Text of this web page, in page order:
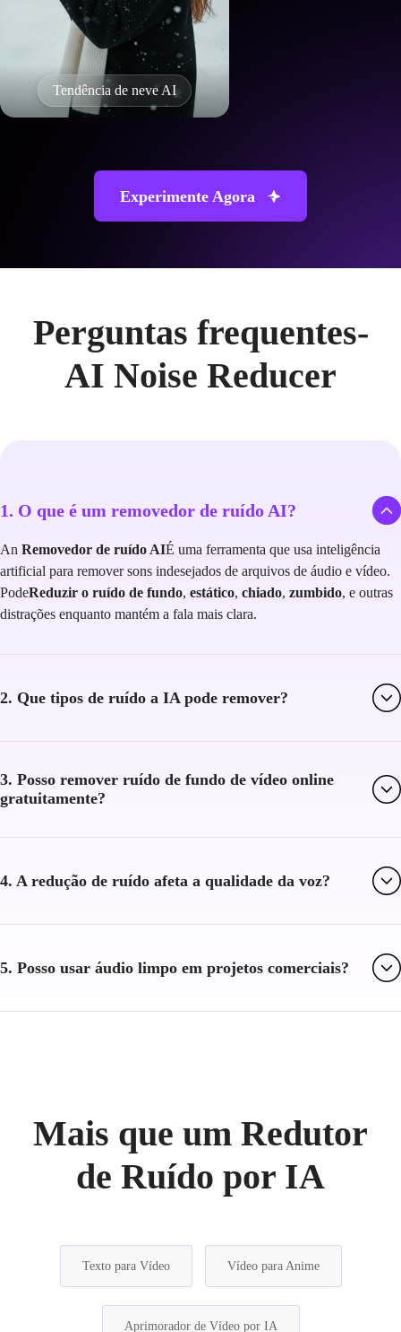
Tendência de neve AI
Experimente Agora
Perguntas frequentes-
AI Noise Reducer
1. O que é um removedor de ruído AI?
An Removedor de ruído AIÉ uma ferramenta que usa inteligência
artificial para remover sons indesejados de arquivos de áudio e vídeo.
PodeReduzir o ruído de fundo, estático, chiado, zumbido, e outras
distrações enquanto mantém a fala mais clara.
2. Que tipos de ruído a IA pode remover?
3. Posso remover ruído de fundo de vídeo online
gratuitamente?
4. A redução de ruído afeta a qualidade da voz?
5. Posso usar áudio limpo em projetos comerciais?
Mais que um Redutor
de Ruído por IA
Texto para Vídeo Vídeo para Anime
Aprimorador de Vídeo por IA